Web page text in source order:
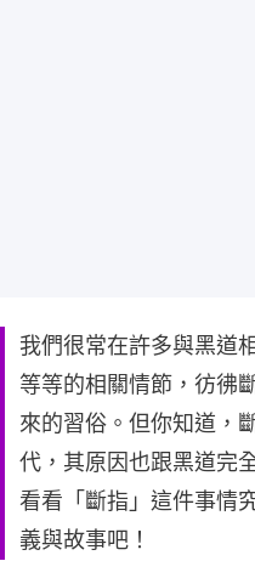
我們很常在許多與黑道
等等的相關情節，彷彿
來的習俗。但你知道，
代，其原因也跟黑道完
看看「斷指」這件事情
義與故事吧！